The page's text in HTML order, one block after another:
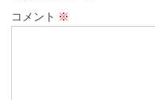
コメント ※